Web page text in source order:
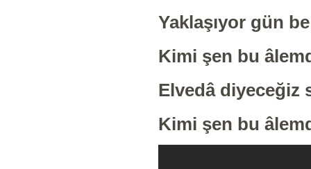
Yaklaşıyor gün
Kimi şen bu
Elvedâ diyeceğiz
Kimi şen bu